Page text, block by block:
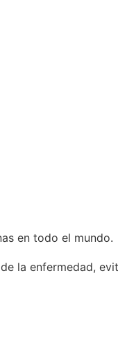
en todo el mundo.
la enfermedad,